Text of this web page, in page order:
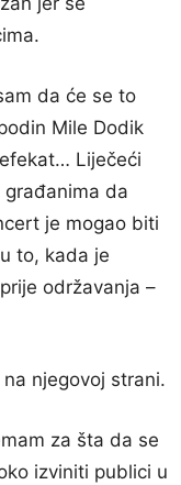
da će se to
Mile Dodik
Liječeći
da
je mogao biti
to, kada je
održavanja –
njegovoj strani.
za šta da se
izviniti publici u